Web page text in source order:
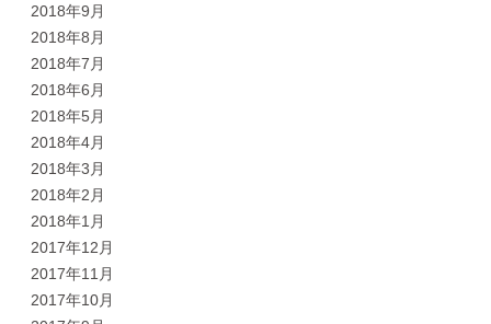
2018年9月
2018年8月
2018年7月
2018年6月
2018年5月
2018年4月
2018年3月
2018年2月
2018年1月
2017年12月
2017年11月
2017年10月